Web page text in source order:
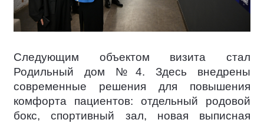
Следующим объектом визита стал
Родильный дом №4. Здесь внедрены
современные решения для повышения
комфорта пациентов: отдельный родовой
бокс, спортивный зал, новая выписная